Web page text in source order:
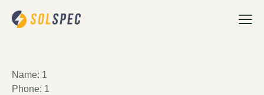
Name: 1
Phone: 1